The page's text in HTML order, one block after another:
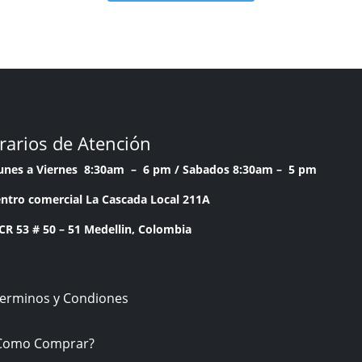
de Atención
a Viernes 8:30am – 6 pm / Sabados 8:30am – 5 pm
comercial La Cascada Local 211A
53 # 50 – 51 Medellin, Colombia
y Condiones
Comprar?